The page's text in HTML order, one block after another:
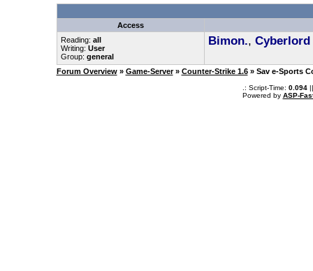
Access
Reading: all
Writing: User
Group: general
Bimon., Cyberlord
Forum Overview » Game-Server » Counter-Strike 1.6 » Sav e-Sports
.: Script-Time: 0.094||
Powered by ASP-